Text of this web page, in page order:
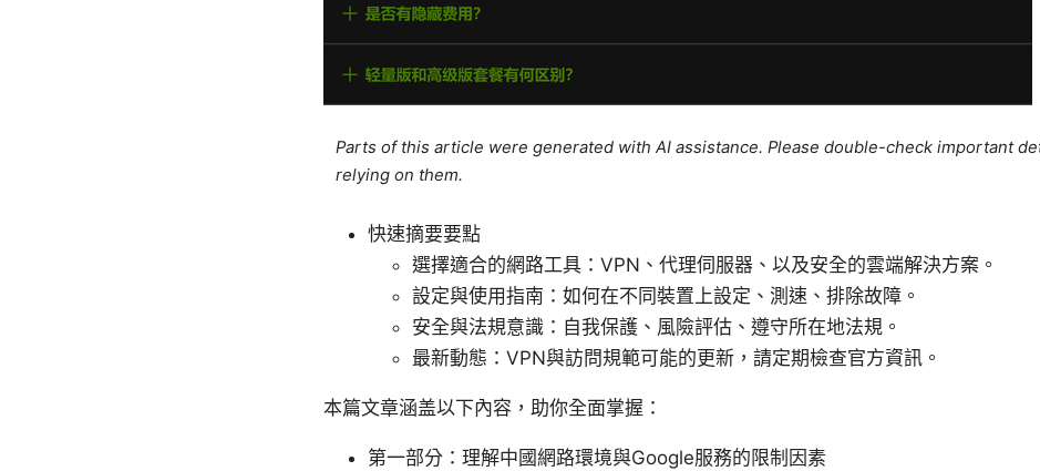
Parts of this article were generated with AI assistance. Please double-check important
relying on them.
快速摘要要點
選擇適合的網路工具：VPN、代理伺服器、以及安全的雲端解決方案。
設定與使用指南：如何在不同裝置上設定、測速、排除故障。
安全與法規意識：自我保護、風險評估、遵守所在地法規。
最新動態：VPN與訪問規範可能的更新，請定期檢查官方資訊。
本篇文章涵盖以下內容，助你全面掌握：
第一部分：理解中國網路環境與Google服務的限制因素